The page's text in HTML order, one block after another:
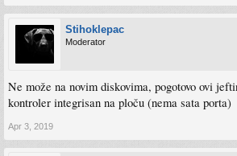
Stihoklepac
Moderator
Ne može na novim diskovima, pogotovo ovi
kontroler integrisan na ploču (nema sata porta)
Apr 3, 2019